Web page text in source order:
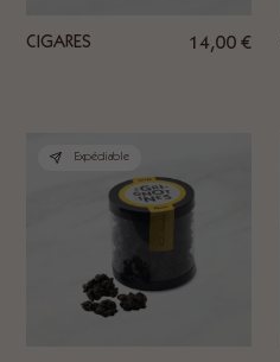
CIGARES 14,00 €
Expédiable